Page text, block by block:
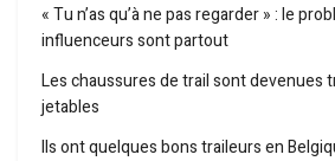
« Tu n’as qu’à ne pas regarder » : le
influenceurs sont partout
Les chaussures de trail sont devenues
jetables
Ils ont quelques bons traileurs en